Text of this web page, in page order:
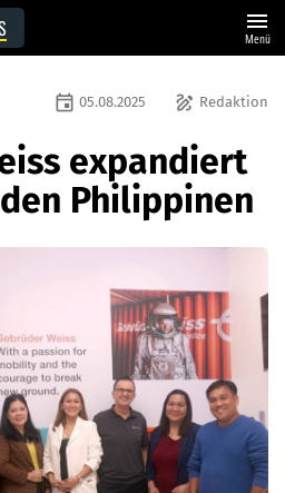
menu
Menü
draw Redaktion
event 05.08.2025
expandiert
Philippinen